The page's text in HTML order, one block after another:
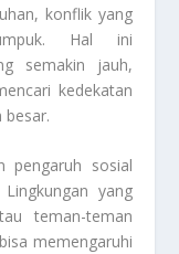
konflik yang
Hal ini
semakin jauh,
kedekatan
besar.
pengaruh sosial
yang
teman-teman
memengaruhi